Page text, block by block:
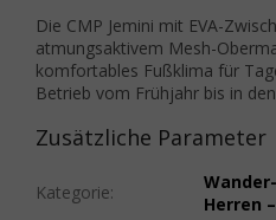
Die CMP Jemini mit EVA-
atmungsaktivem Mesh-
komfortables Fußklima für
Betrieb vom Frühjahr bis in
Zusätzliche Parameter
Kategorie:
Herren